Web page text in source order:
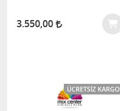
3.550,00
ÜCRETSIZ KARGO